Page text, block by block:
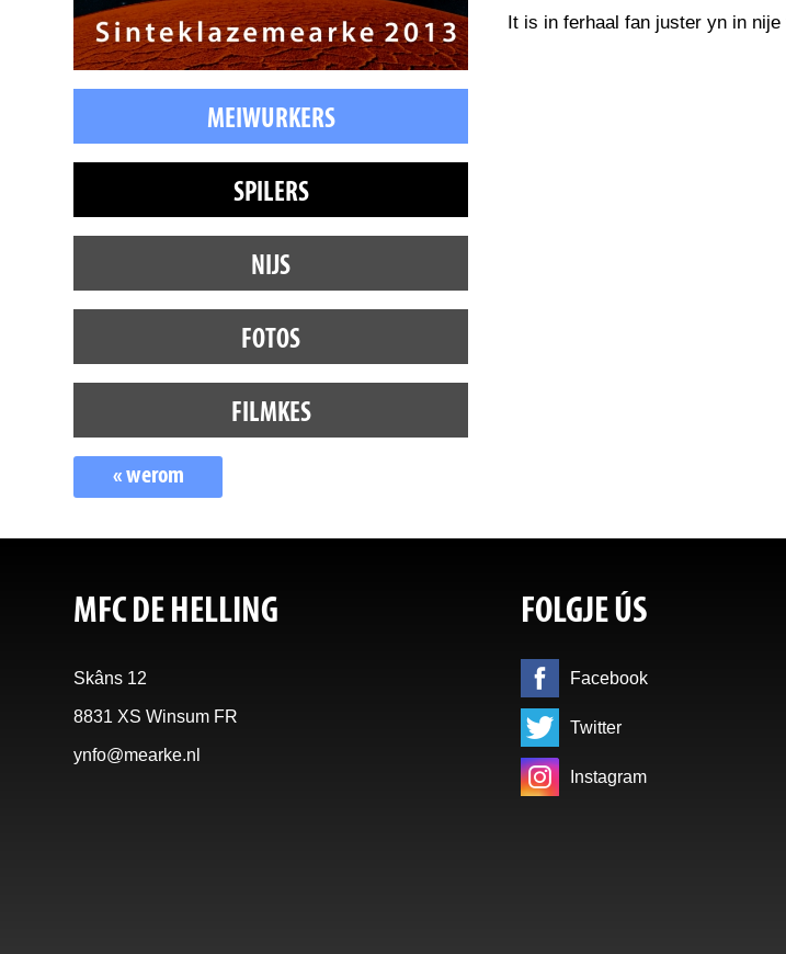
MEIWURKERS
SPILERS
NIJS
FOTOS
FILMKES
« werom
It is in ferhaal fan juster yn in
MFC DE HELLING
Skâns 12
8831 XS Winsum FR
ynfo@mearke.nl
FOLGJE ÚS
Facebook
Twitter
Instagram